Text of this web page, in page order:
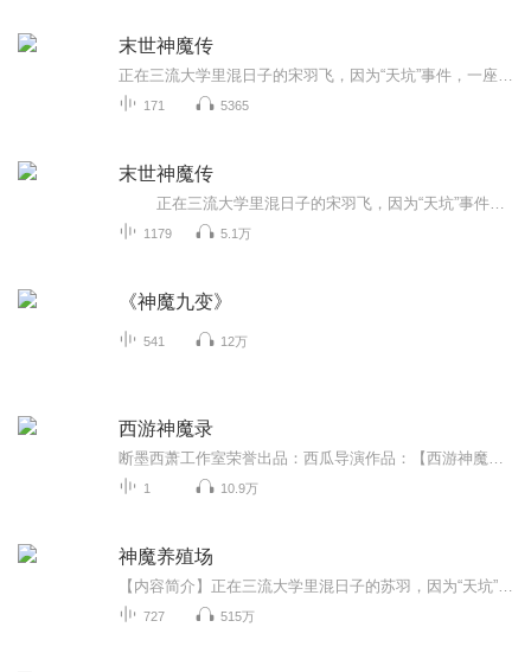
末世神魔传
171 5365
末世神魔传
1179 5.1万
《神魔九变》
541 12万
西游神魔录
1 10.9万
神魔养殖场
727 515万